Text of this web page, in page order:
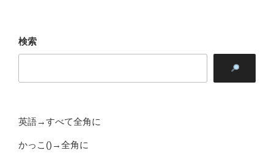
検索
英語→すべて全角に
かっこ()→全角に